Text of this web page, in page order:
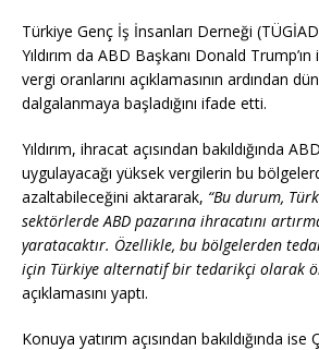
Türkiye Genç İş İnsanları Derneği
Yıldırım da ABD Başkanı Donald
vergi oranlarını açıklamasının ardından
dalgalanmaya başladığını ifade etti.
Yıldırım, ihracat açısından bakıldığında
uygulayacağı yüksek vergilerin bu
azaltabileceğini aktararak, “Bu durum,
sektörlerde ABD pazarına ihracatını
yaratacaktır. Özellikle, bu bölgelerden
için Türkiye alternatif bir tedarikçi olarak
açıklamasını yaptı.
Konuya yatırım açısından bakıldığında